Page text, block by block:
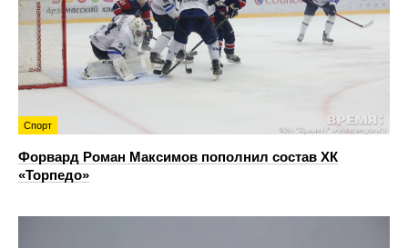
Спорт
Форвард Роман Максимов пополнил состав ХК
«Торпедо»